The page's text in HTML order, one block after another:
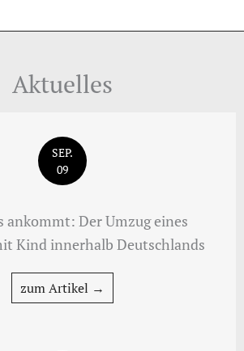
Aktuelles
SEP.
09
ankommt: Der Umzug eines
Kind innerhalb Deutschlands
zum Artikel →